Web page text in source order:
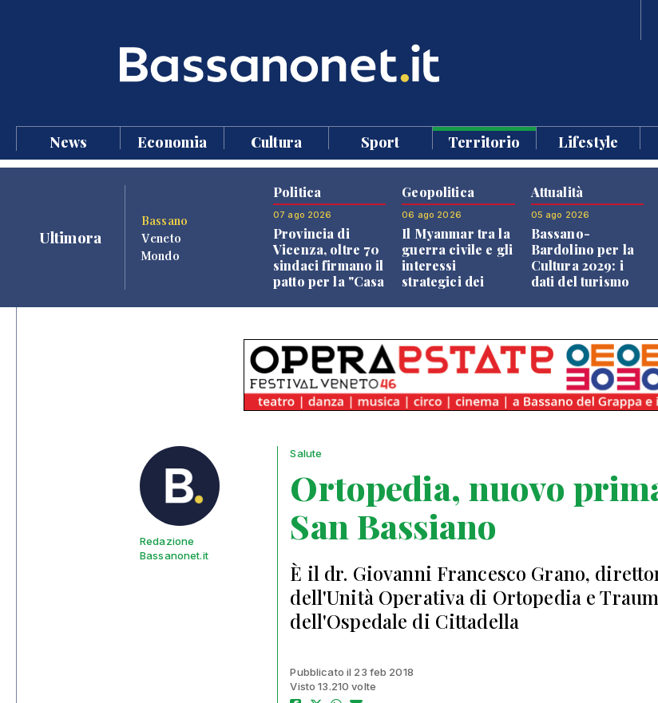
News Economia Cultura Sport Territorio Lifestyle
Ultimora
Bassano
Veneto
Mondo
Politica
07 ago 2026
Provincia di
Vicenza, oltre 70
sindaci firmano il
patto per la "Casa
Geopolitica
06 ago 2026
Il Myanmar tra la
guerra civile e gli
interessi
strategici dei
Attualità
05 ago 2026
Bassano-
Bardolino per la
Cultura 2029: i
dati del turismo
Redazione
Bassanonet.it
Salute
Ortopedia, nuovo
San Bassiano
È il dr. Giovanni Francesco Grano,
dell'Unità Operativa di Ortopedia e
dell'Ospedale di Cittadella
Pubblicato il 23 feb 2018
Visto 13.210 volte